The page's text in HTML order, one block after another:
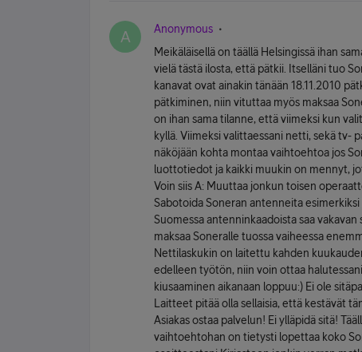
A Anonymous
Meikäläisellä on täällä Helsingissä ihan
vielä tästä ilosta, että pätkii. Itselläni tuo
kanavat ovat ainakin tänään 18.11.2010
pätkiminen, niin vituttaa myös maksaa
on ihan sama tilanne, että viimeksi kun
kyllä. Viimeksi valittaessani netti, sekä tv-
näköjään kohta montaa vaihtoehtoa jos
luottotiedot ja kaikki muukin on mennyt,
Voin siis A: Muuttaa jonkun toisen
Sabotoida Soneran antenneita
Suomessa antenninkaadoista saa
maksaa Soneralle tuossa vaiheessa
Nettilaskukin on laitettu kahden
edelleen työtön, niin voin ottaa
kiusaaminen aikanaan loppuu:) Ei ole
Laitteet pitää olla sellaisia, että kestävät
Asiakas ostaa palvelun! Ei ylläpidä sitä!
vaihtoehtohan on tietysti lopettaa koko